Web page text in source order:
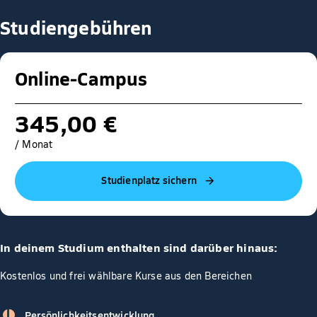
Studiengebühren
Online-Campus
345,00 €
/ Monat
Studienplatz sichern
In deinem Studium enthalten sind darüber hinaus:
Kostenlos und frei wählbare Kurse aus den Bereichen